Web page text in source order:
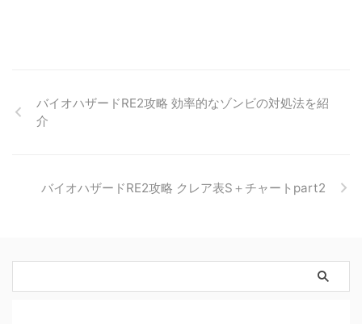
バイオハザードRE2攻略 効率的なゾンビの対処法を紹
介
バイオハザードRE2攻略 クレア表S＋チャートpart2